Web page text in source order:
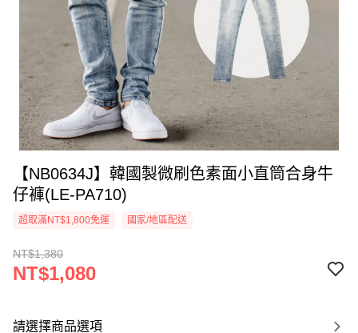
【NB0634J】韓國製微刷色素面小直筒合身牛
仔褲(LE-PA710)
超取滿NT$1,800免運 國家/地區配送
NT$1,380
NT$1,080
請選擇商品選項